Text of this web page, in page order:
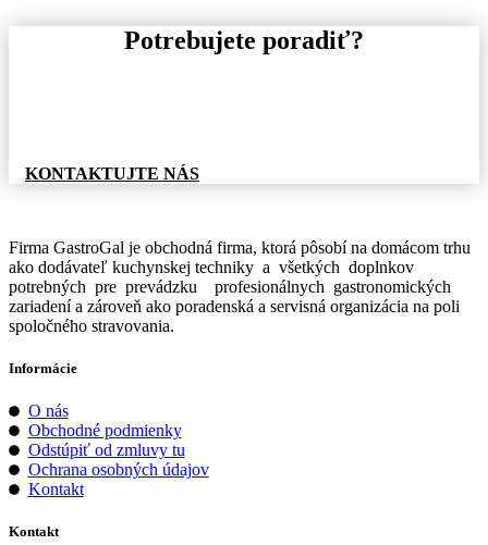
Potrebujete poradiť?
KONTAKTUJTE NÁS
Firma GastroGal je obchodná firma, ktorá pôsobí na domácom trhu
ako dodávateľ kuchynskej techniky a všetkých doplnkov
potrebných pre prevádzku profesionálnych gastronomických
zariadení a zároveň ako poradenská a servisná organizácia na poli
spoločného stravovania.
Informácie
O nás
Obchodné podmienky
Odstúpiť od zmluvy tu
Ochrana osobných údajov
Kontakt
Kontakt